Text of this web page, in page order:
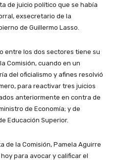
de juicio político que se había
exsecretario de la
de Guillermo Lasso.
entre los dos sectores tiene su
Comisión, cuando en un
del oficialismo y afines resolvió
para reactivar tres juicios
anteriormente en contra de
de Economía; y de
Educación Superior.
de la Comisión, Pamela Aguirre
para avocar y calificar el